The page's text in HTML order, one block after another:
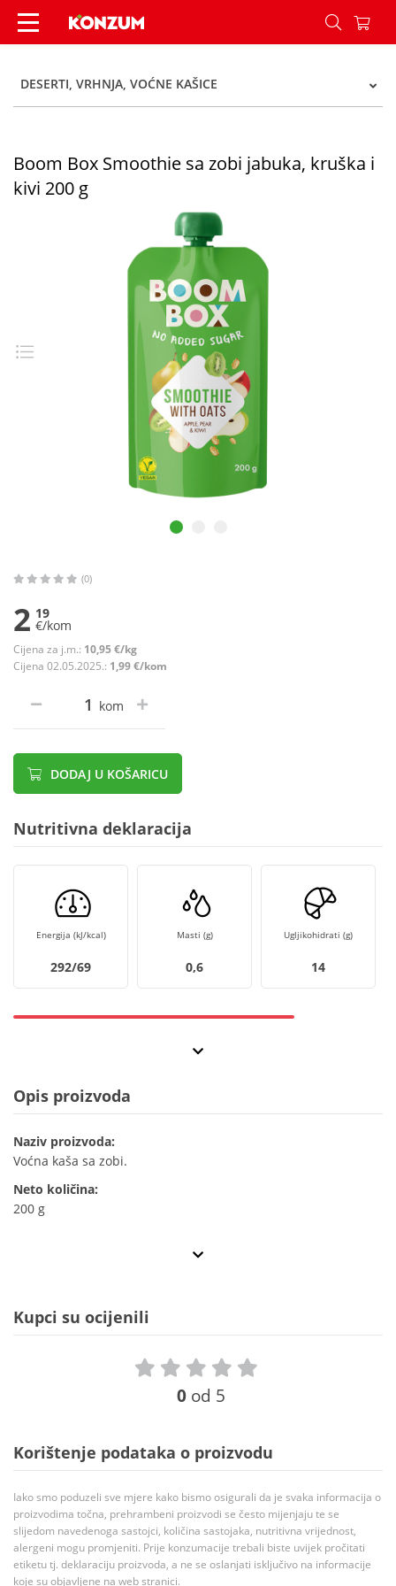
Boom Box Smoothie sa zobi jabuka, kruška i kivi
DESERTI, VRHNJA, VOĆNE KAŠICE
Boom Box Smoothie sa zobi jabuka, kruška i
kivi 200 g
(0)
2 19
€/kom
Cijena za j.m.: 10,95 €/kg
Cijena 02.05.2025.: 1,99 €/kom
kom
DODAJ U KOŠARICU
Nutritivna deklaracija
Energija (kJ/kcal)
292/69
Masti (g)
0,6
Ugljikohidrati (g)
14
Opis proizvoda
Naziv proizvoda:
Voćna kaša sa zobi.
Neto količina:
200 g
Kupci su ocijenili
0 od 5
Korištenje podataka o proizvodu
Iako smo poduzeli sve mjere kako bismo osigurali da je svaka informacija o
proizvodima točna, prehrambeni proizvodi se često mijenjaju te se
slijedom navedenoga sastojci, količina sastojaka, nutritivna vrijednost,
alergeni mogu promjeniti. Prije konzumacije trebali biste uvijek pročitati
etiketu tj. deklaraciju proizvoda, a ne se oslanjati isključivo na informacije
koje su objavljene na web stranici.